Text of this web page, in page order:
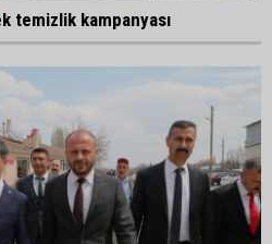
temizlik kampanyası